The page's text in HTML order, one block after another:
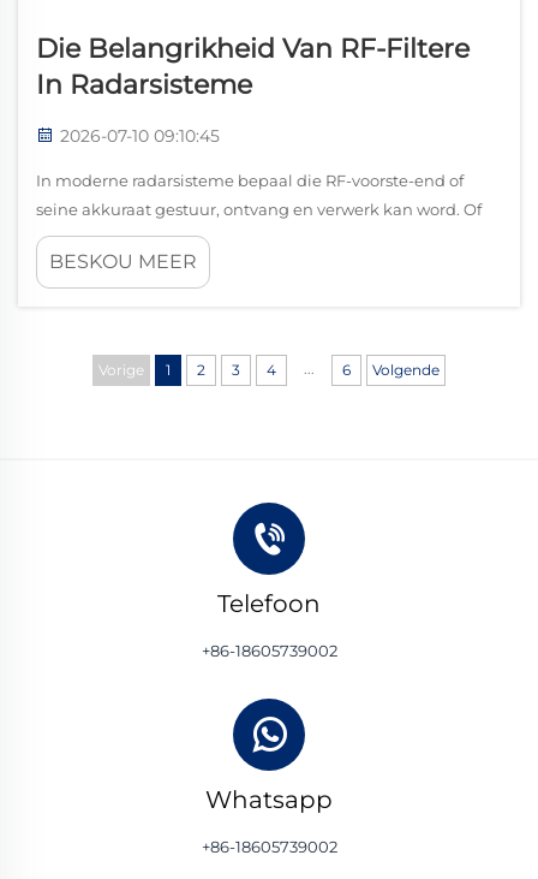
Die Belangrikheid Van RF-Filtere
In Radarsisteme
2026-07-10 09:10:45
In moderne radarsisteme bepaal die RF-voorste-end of
seine akkuraat gestuur, ontvang en verwerk kan word. Of
dit nou is in drone-radar, motorradar, seevaartnavigasie-
radar, geologiese opname-toerusting of elektroniese
BESKOU MEER
Vorige 1 2 3 4 ... 6 Volgende
Telefoon
+86-18605739002
Whatsapp
+86-18605739002